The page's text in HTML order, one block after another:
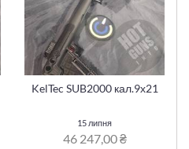
KelTec SUB2000 кал.9х21
15 липня
46 247,00 ₴